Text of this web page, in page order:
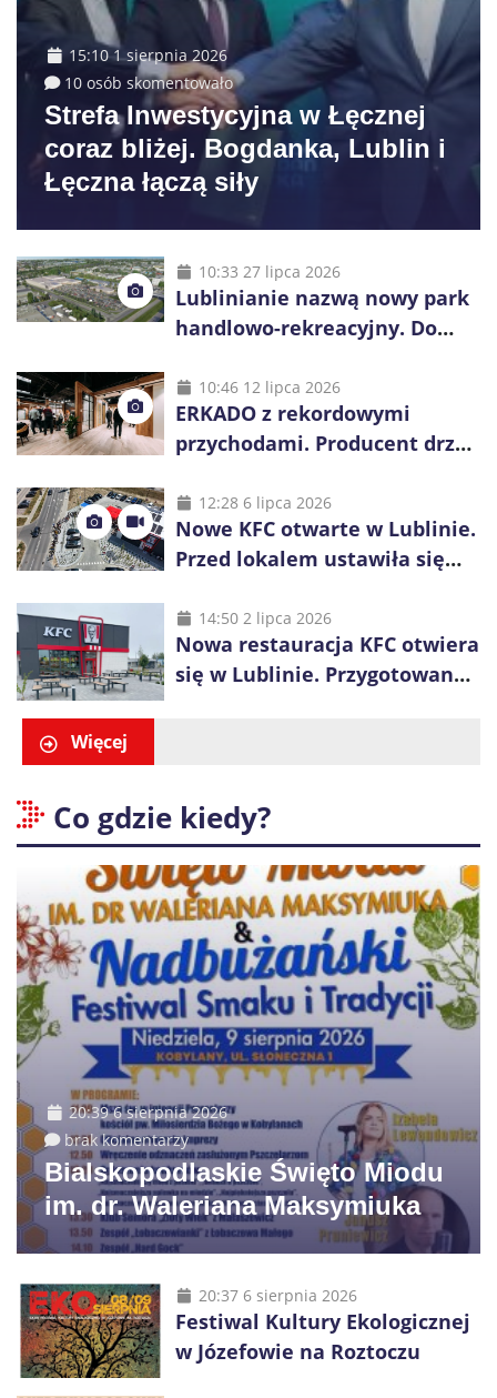
15:10 1 sierpnia 2026
10 osób skomentowało
Strefa Inwestycyjna w Łęcznej
coraz bliżej. Bogdanka, Lublin i
Łęczna łączą siły
10:33 27 lipca 2026
Lublinianie nazwą nowy park
handlowo-rekreacyjny. Do
10:46 12 lipca 2026
ERKADO z rekordowymi
przychodami. Producent drzwi
inwestycje
12:28 6 lipca 2026
Nowe KFC otwarte w Lublinie.
Przed lokalem ustawiła się
14:50 2 lipca 2026
Nowa restauracja KFC otwiera
się w Lublinie. Przygotowano
Więcej
Co gdzie kiedy?
20:39 6 sierpnia 2026
brak komentarzy
Bialskopodlaskie Święto Miodu
im. dr. Waleriana Maksymiuka
20:37 6 sierpnia 2026
Festiwal Kultury Ekologicznej
w Józefowie na Roztoczu